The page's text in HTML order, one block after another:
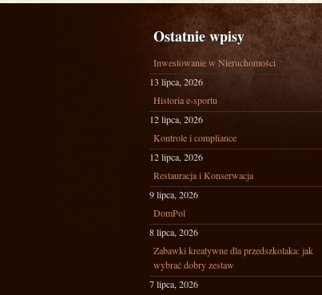
Ostatnie wpisy
Inwestowanie w Nieruchomości
13 lipca, 2026
Historia e-sportu
12 lipca, 2026
Kontrole i compliance
12 lipca, 2026
Restauracja i Konserwacja
9 lipca, 2026
DomPol
8 lipca, 2026
Zabawki kreatywne dla przedszkolaka: jak
wybrać dobry zestaw
7 lipca, 2026